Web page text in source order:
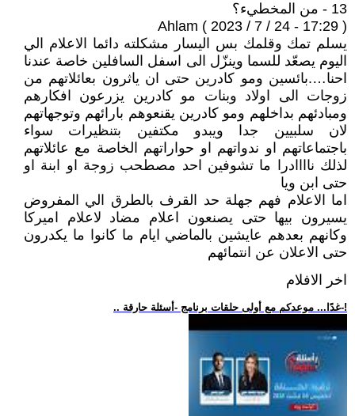
13 - من المخطيء؟
Ahlam ( 2023 / 7 / 24 - 17:29 )
يسلم تمك وقلمك بس اليسار مشكلته دائما الاعلام الي
اليوم يصعّد للسما وينزّل الى اسفل السافلين خاصة عندنا
احنا….بائسين ومو كادرين حتى ان ياثرون بعائلاتهم من
زوجات الى اولاد وبنات مو كادرين يزرعون افكارهم
ومبادئهم بداخلهم ومو كادرين يقنعوهم بارائهم وتوجهاتهم
لان سلبيين جدا ويبدو مكتفين بتنظيرات سواء
باجتماعاتهم او ندواتهم او حواراتهم الخاصة مع عائلاتهم
لذلك ناااادرا ما تشوفين احد مصطحب زوجة او ابنة او
حتى ابن ويا
اما الاعلام فهم جهلة حد القرف بالطرق الي المفروض
يسيرون بيها حتى يصنعون اعلام مضاد لاعلام اميركا
وكانهم بعدهم عايشين بالماضي ايام ما كانوا ما يكدرون
حتى الاعلان عن انتمائهم
اخر الافلام
.. غدًا... موعدكم مع أولى حلقات برنامج -أسئلة حارقة-!